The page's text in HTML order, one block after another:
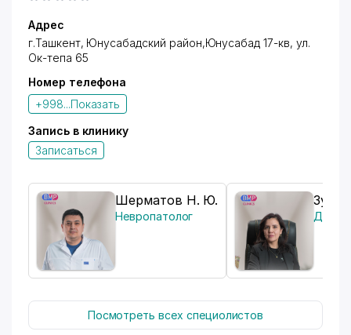
Инъекции и внутривенные вливания позволяют
быстро доставить лекарство в нужный орган и
создать в нем необходимую концентрацию
препарата.
Эндоскопия (Гастроскопия) ЭГДФС
Гастроскопия это разновидность
осмотр верхних отделов желудочно-кишечного
тракта.
Адрес
г.Ташкент, Юнусабадский район,Юнусабад 17-кв, ул.
Ок-тепа 65
Номер телефона
+998...Показать
Запись в клинику
Записаться
Шерматов Н. Ю.
Невропатолог
Посмотреть всех специолистов